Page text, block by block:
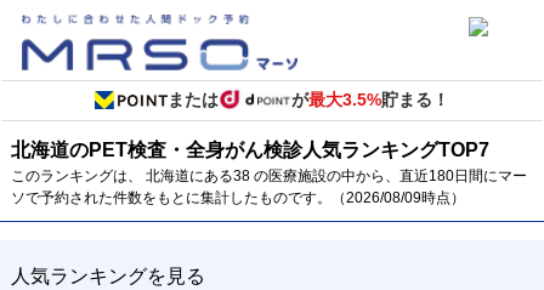
または が最大3.5%貯まる！
北海道のPET検査・全身がん検診人気ランキングTOP7
このランキングは、 北海道にある38 の医療施設の中から、直近180日間にマー
ソで予約された件数をもとに集計したものです。（2026/08/09時点）
人気ランキングを見る